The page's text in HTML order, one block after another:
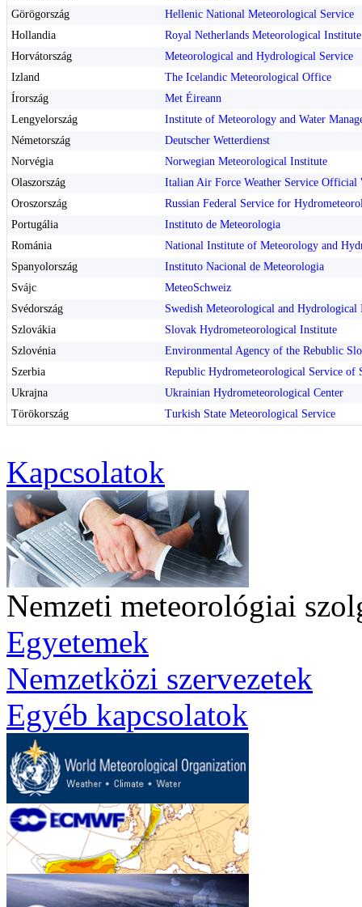
Görögország
Hellenic National Meteorological Service
Hollandia
Royal Netherlands Meteorological Institute
Horvátország
Meteorological and Hydrological Service
Izland
The Icelandic Meteorological Office
Írország
Met Éireann
Lengyelország
Institute of Meteorology and Water
Németország
Deutscher Wetterdienst
Norvégia
Norwegian Meteorological Institute
Olaszország
Italian Air Force Weather Service Official
Oroszország
Russian Federal Service for
Portugália
Instituto de Meteorologia
Románia
National Institute of Meteorology and
Spanyolország
Instituto Nacional de Meteorologia
Svájc
MeteoSchweiz
Svédország
Swedish Meteorological and Hydrological
Szlovákia
Slovak Hydrometeorological Institute
Szlovénia
Environmental Agency of the Rebublic
Szerbia
Republic Hydrometeorological Service of
Ukrajna
Ukrainian Hydrometeorological Center
Törökország
Turkish State Meteorological Service
Kapcsolatok
Nemzeti meteorológiai
Egyetemek
Nemzetközi szervezetek
Egyéb kapcsolatok